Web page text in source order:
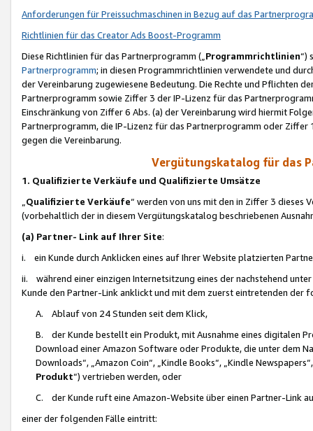
Anforderungen für Preissuchmaschinen in Bezug auf das
Richtlinien für das Creator Ads Boost-Programm
Diese Richtlinien für das Partnerprogramm („Programmrichtlinien“)
Partnerprogramm; in diesen Programmrichtlinien verwendete und
der Vereinbarung zugewiesene Bedeutung. Die Rechte und Pflichten
Partnerprogramm sowie Ziffer 3 der IP-Lizenz für das
Einschränkung von Ziffer 6 Abs. (a) der Vereinbarung wird hiermit
Partnerprogramm, die IP-Lizenz für das Partnerprogramm oder
gegen die Vereinbarung.
Vergütungskatalog für das
1. Qualifizierte Verkäufe und Qualifizierte Umsätze
Qualifizierte Verkäufe“ werden von uns mit den in Ziffer 3
(vorbehaltlich der in diesem Vergütungskatalog beschriebenen
(a) Partner- Link auf Ihrer Site:
i. ein Kunde durch Anklicken eines auf Ihrer Website platzierten
ii. während einer einzigen Internetsitzung eines der nachstehend
Kunde den Partner-Link anklickt und mit dem zuerst eintretenden der
A. Ablauf von 24 Stunden seit dem Klick,
B. der Kunde bestellt ein Produkt, mit Ausnahme eines digitalen
Download einer Amazon Software oder Produkte, die unter dem
Downloads“, „Amazon Coin“, „Kindle Books“, „Kindle
Produkt“) vertrieben werden, oder
C. der Kunde ruft eine Amazon-Website über einen Partner-Link
einer der folgenden Fälle eintritt: